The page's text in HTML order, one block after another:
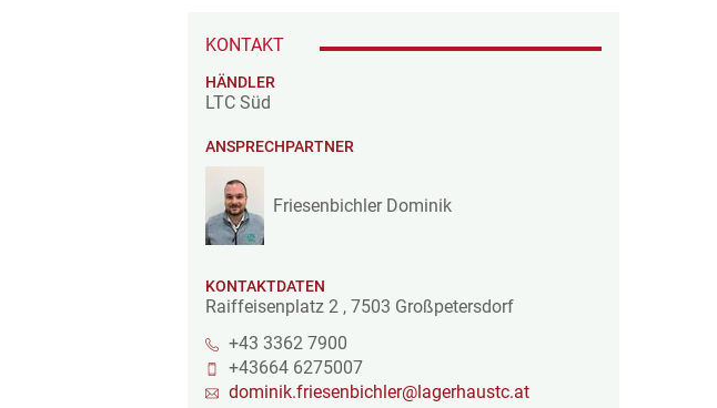
KONTAKT
HÄNDLER
LTC Süd
ANSPRECHPARTNER
Friesenbichler Dominik
KONTAKTDATEN
Raiffeisenplatz 2, 7503 Großpetersdorf
+43 3362 7900
+43664 6275007
dominik.friesenbichler@lagerhaustc.at